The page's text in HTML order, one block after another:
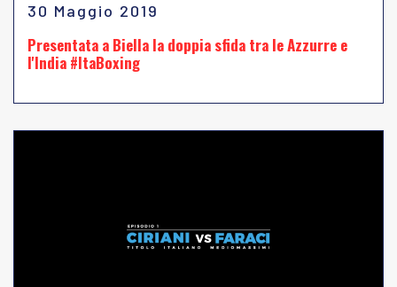
30 Maggio 2019
Presentata a Biella la doppia sfida tra le Azzurre e
l'India #ItaBoxing